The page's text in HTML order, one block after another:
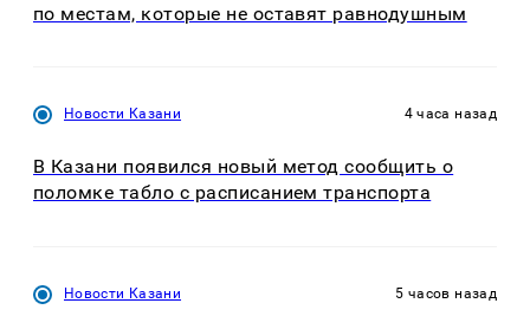
по местам, которые не оставят равнодушным
Новости Казани 4 часа назад
В Казани появился новый метод сообщить о
поломке табло с расписанием транспорта
Новости Казани 5 часов назад